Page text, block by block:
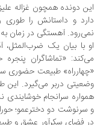
دونده همچون غزاله
و داستانش را طوری رقم
آهستگی در زمان به تعبیر
با بیان یک ضرب‌المثل،
«تماشاگران پنجره
طبیعت حضوری سحرآمیز
در‌بر می‌گیرد. این
سرانجام خوشایندی
دو دخترعمو؛ حورا و